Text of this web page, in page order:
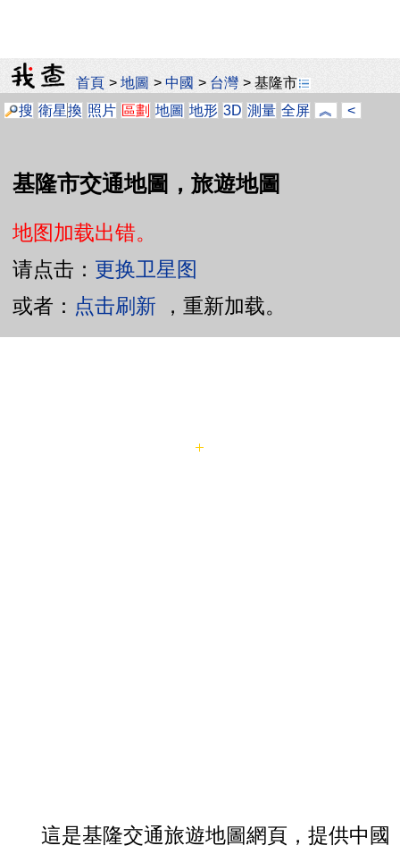
首頁 >地圖 >中國 > 台灣 >基隆市
搜 衛星換 照片 區劃 地圖 地形 3D 測量 全屏 ︽ <
基隆市交通地圖，旅遊地圖
地图加载出错。
请点击： 更换卫星图
或者： 点击刷新 ，重新加载。
這是基隆交通旅遊地圖網頁，提供中國